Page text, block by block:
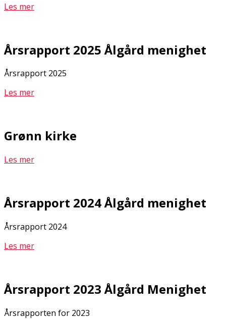
Les mer
Årsrapport 2025 Ålgård menighet
Årsrapport 2025
Les mer
Grønn kirke
Les mer
Årsrapport 2024 Ålgård menighet
Årsrapport 2024
Les mer
Årsrapport 2023 Ålgård Menighet
Årsrapporten for 2023